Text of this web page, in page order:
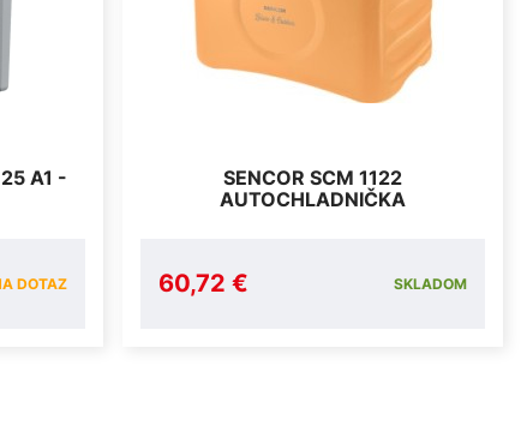
A1 -
DOTAZ
SENCOR SCM 1122
AUTOCHLADNIČKA
60,72 € SKLADOM